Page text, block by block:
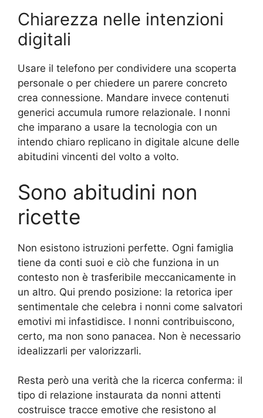
Chiarezza nelle intenzioni
digitali
Usare il telefono per condividere una scoperta
personale o per chiedere un parere concreto
crea connessione. Mandare invece contenuti
generici accumula rumore relazionale. I nonni
che imparano a usare la tecnologia con un
intendo chiaro replicano in digitale alcune delle
abitudini vincenti del volto a volto.
Sono abitudini non
ricette
Non esistono istruzioni perfette. Ogni famiglia
tiene da conti suoi e ciò che funziona in un
contesto non è trasferibile meccanicamente in
un altro. Qui prendo posizione: la retorica iper
sentimentale che celebra i nonni come salvatori
emotivi mi infastidisce. I nonni contribuiscono,
certo, ma non sono panacea. Non è necessario
idealizzarli per valorizzarli.
Resta però una verità che la ricerca conferma: il
tipo di relazione instaurata da nonni attenti
costruisce tracce emotive che resistono al